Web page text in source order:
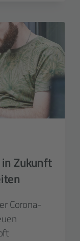
Zukunft
Corona-